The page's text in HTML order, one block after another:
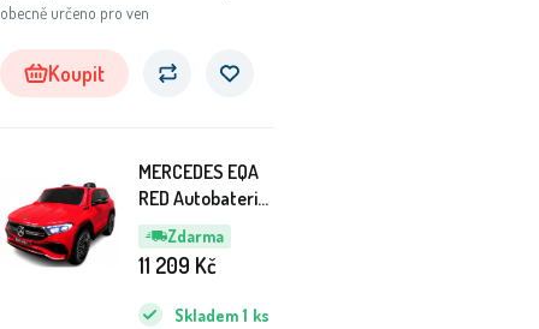
obecně určeno pro ven
Koupit
Zdarma
MERCEDES EQA
RED Autobaterie
PILOT LEATHER
EVA BUJAK
Skladem 1 ks
11 209 Kč